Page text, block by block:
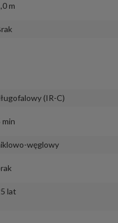
m
(IR-C)
min
węglowy
lat